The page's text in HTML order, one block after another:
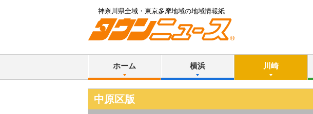
神奈川県全域・東京多摩地域の地域情報紙
ホーム 横浜 川崎
中原区版